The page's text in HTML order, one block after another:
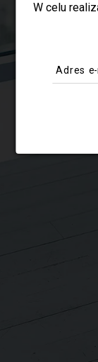
W celu
Adres e-